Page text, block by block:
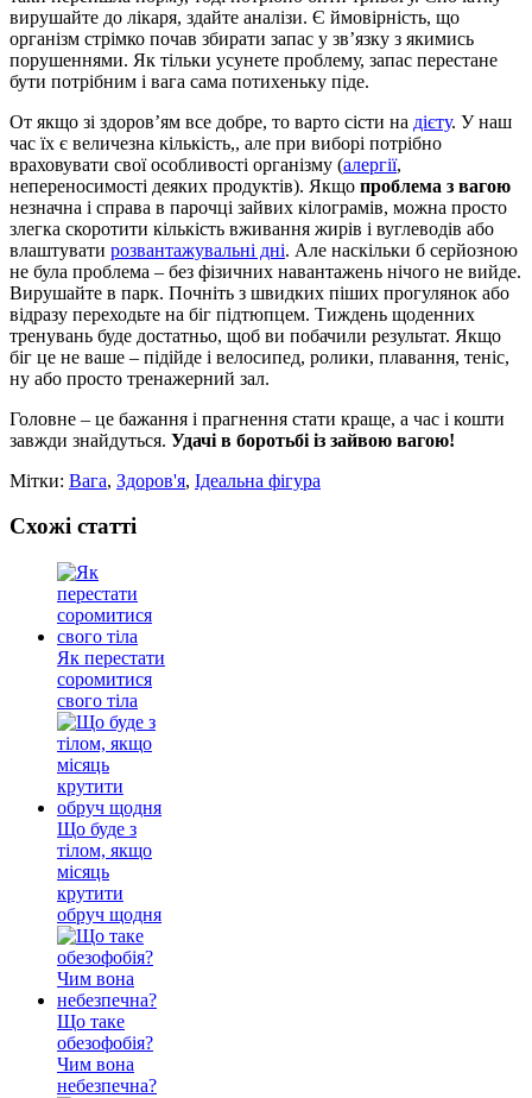
вирушайте до лікаря, здайте аналізи. Є ймовірність, що
організм стрімко почав збирати запас у зв’язку з якимись
порушеннями. Як тільки усунете проблему, запас перестане
бути потрібним і вага сама потихеньку піде.
От якщо зі здоров’ям все добре, то варто сісти на дієту. У наш
час їх є величезна кількість,, але при виборі потрібно
враховувати свої особливості організму (алергії,
непереносимості деяких продуктів). Якщо проблема з вагою
незначна і справа в парочці зайвих кілограмів, можна просто
злегка скоротити кількість вживання жирів і вуглеводів або
влаштувати розвантажувальні дні. Але наскільки б серйозною
не була проблема – без фізичних навантажень нічого не вийде.
Вирушайте в парк. Почніть з швидких піших прогулянок або
відразу переходьте на біг підтюпцем. Тиждень щоденних
тренувань буде достатньо, щоб ви побачили результат. Якщо
біг це не ваше – підійде і велосипед, ролики, плавання, теніс,
ну або просто тренажерний зал.
Головне – це бажання і прагнення стати краще, а час і кошти
завжди знайдуться. Удачі в боротьбі із зайвою вагою!
Мітки: Вага, Здоров'я, Ідеальна фігура
Схожі статті
Як перестати
соромитися
свого тіла
Що буде з
тілом, якщо
місяць
крутити
обруч щодня
Що таке
обезофобія?
Чим вона
небезпечна?